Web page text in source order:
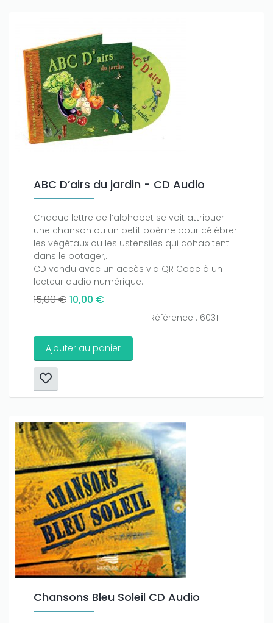
ABC D’airs du jardin - CD Audio
Chaque lettre de l’alphabet se voit attribuer
une chanson ou un petit poème pour célébrer
les végétaux ou les ustensiles qui cohabitent
dans le potager,...
CD vendu avec un accès via QR Code à un
lecteur audio numérique.
15,00 € 10,00 €
Référence : 6031
Ajouter au panier
Chansons Bleu Soleil CD Audio